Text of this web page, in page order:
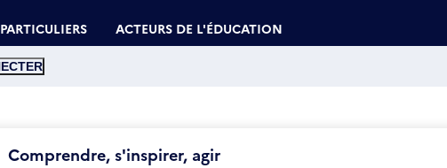
PARTICULIERS ACTEURS DE L'ÉDUCATION
Comprendre, s'inspirer, agir